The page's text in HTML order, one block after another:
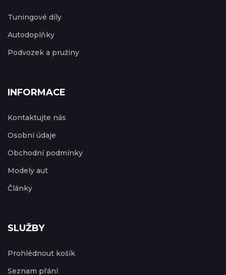
Tuningové díly
Autodoplňky
Podvozek a pružiny
INFORMACE
Kontaktujte nás
Osobní údaje
Obchodní podmínky
Modely aut
Články
SLUŽBY
Prohlédnout košík
Seznam přání